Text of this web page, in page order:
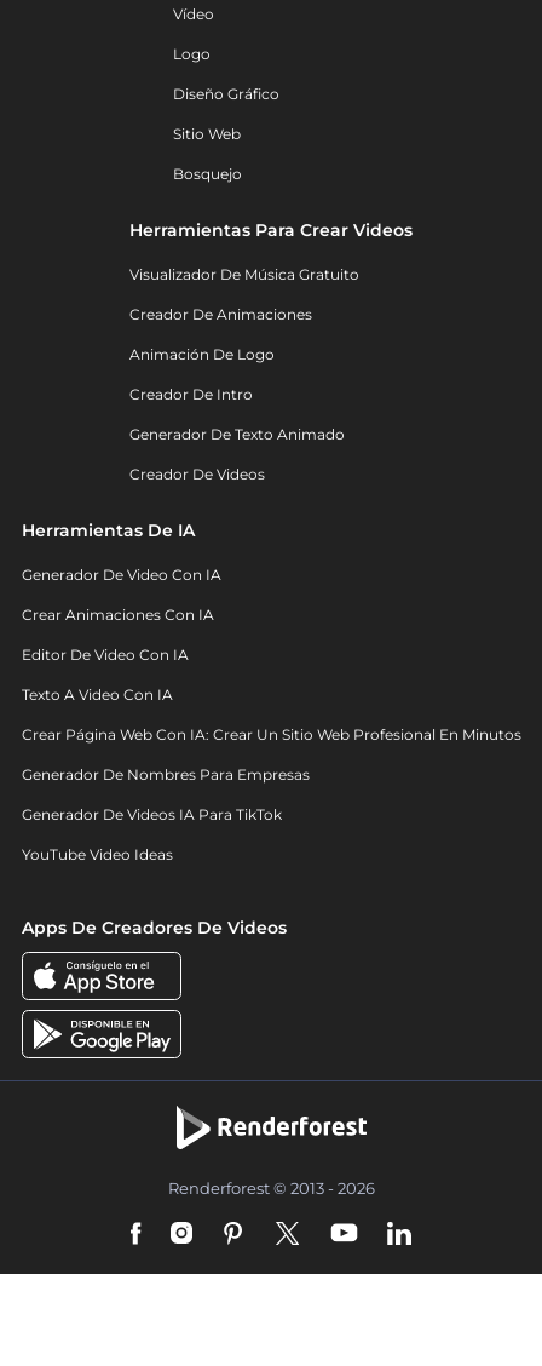
Vídeo
Logo
Diseño Gráfico
Sitio Web
Bosquejo
Herramientas Para Crear Videos
Visualizador De Música Gratuito
Creador De Animaciones
Animación De Logo
Creador De Intro
Generador De Texto Animado
Creador De Videos
Herramientas De IA
Generador De Video Con IA
Crear Animaciones Con IA
Editor De Video Con IA
Texto A Video Con IA
Crear Página Web Con IA: Crear Un Sitio Web Profesional En Minutos
Generador De Nombres Para Empresas
Generador De Videos IA Para TikTok
YouTube Video Ideas
Apps De Creadores De Videos
Renderforest © 2013 - 2026